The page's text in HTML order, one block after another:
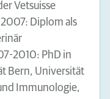
Vetsuisse
Diplom als
2010: PhD in
Bern, Universität
Immunologie,